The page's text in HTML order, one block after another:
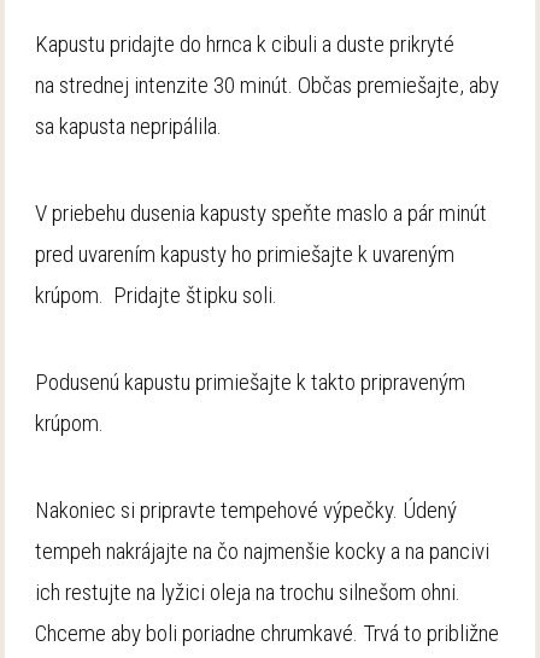
Kapustu pridajte do hrnca k cibuli a duste prikryté
na strednej intenzite 30 minút. Občas premiešajte, aby
sa kapusta nepripálila.
V priebehu dusenia kapusty speňte maslo a pár minút
pred uvarením kapusty ho primiešajte k uvareným
krúpom. Pridajte štipku soli.
Podusenú kapustu primiešajte k takto pripraveným
krúpom.
Nakoniec si pripravte tempehové výpečky. Údený
tempeh nakrájajte na čo najmenšie kocky a na pancivi
ich restujte na lyžici oleja na trochu silnešom ohni.
Chceme aby boli poriadne chrumkavé. Trvá to približne